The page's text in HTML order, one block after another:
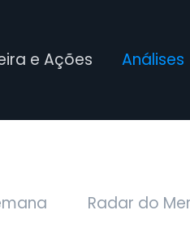
e Ações Análises
Radar do